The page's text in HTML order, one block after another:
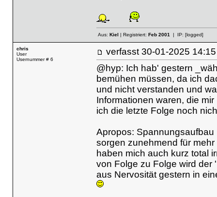
Aus: Kiel | Registriert: Feb 2001| IP: [logged]
chris
User
Usernummer # 6
verfasst 30-01-2025
@hyp: Ich hab' gestern
bemühen müssen, da ich
und nicht verstanden und
Informationen waren, die
ich die letzte Folge noch
Apropos:
sorgen zunehmend für
haben mich auch kurz total
von Folge zu Folge wird der
aus Nervosität gestern in